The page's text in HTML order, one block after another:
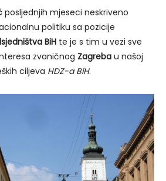
posljednjih mjeseci neskriveno
politiku sa pozicije
BiH te je s tim u vezi sve
zvaničnog Zagreba u našoj
ciljeva HDZ-a BiH.